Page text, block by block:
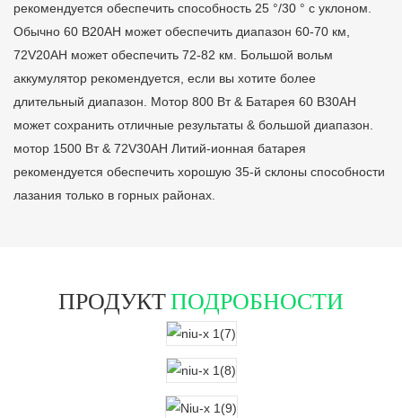
рекомендуется обеспечить способность 25 °/30 ° с уклоном.
Обычно 60 В20AH может обеспечить диапазон 60-70 км,
72V20AH может обеспечить 72-82 км. Большой вольм
аккумулятор рекомендуется, если вы хотите более
длительный диапазон. Мотор 800 Вт & Батарея 60 В30AH
может сохранить отличные результаты & большой диапазон.
мотор 1500 Вт & 72V30AH Литий-ионная батарея
рекомендуется обеспечить хорошую 35-й склоны способности
лазания только в горных районах.
ПРОДУКТПОДРОБНОСТИ